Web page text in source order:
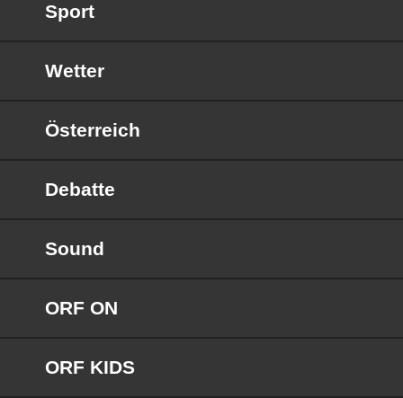
Sport
Wetter
Österreich
Debatte
Sound
ORF ON
ORF KIDS